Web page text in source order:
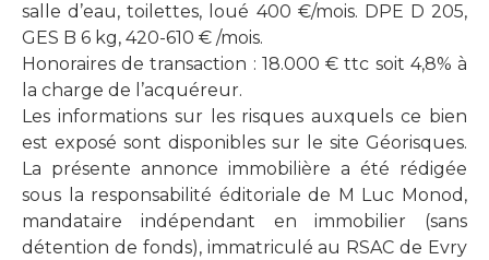
salle d’eau, toilettes, loué 400 €/mois. DPE D 205,
GES B 6 kg, 420-610 € /mois.
Honoraires de transaction : 18.000 € ttc soit 4,8% à
la charge de l’acquéreur.
Les informations sur les risques auxquels ce bien
est exposé sont disponibles sur le site Géorisques.
La présente annonce immobilière a été rédigée
sous la responsabilité éditoriale de M Luc Monod,
mandataire indépendant en immobilier (sans
détention de fonds), immatriculé au RSAC de Evry